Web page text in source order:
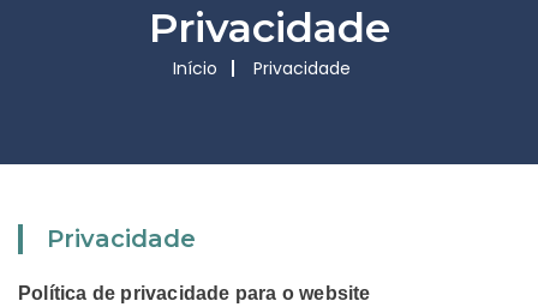
Privacidade
Início Privacidade
Privacidade
Política de privacidade para o website